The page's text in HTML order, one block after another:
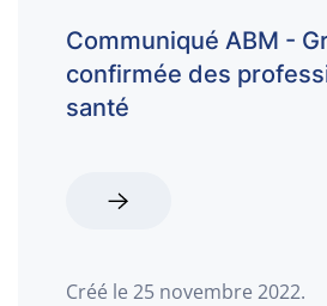
Communiqué ABM -
confirmée des
santé
Créé le 25 novembre 2022.